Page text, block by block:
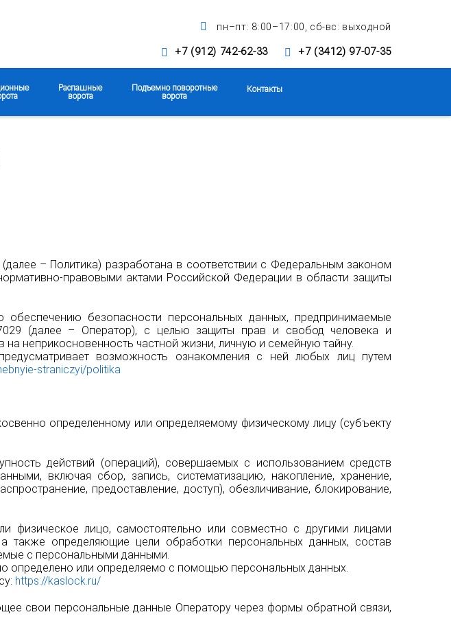
пн–пт: 8:00–17:00, сб-вс: выходной
+7 (912) 742-62-33 +7 (3412) 97-07-35
Распашные
ворота
Подъемно поворотные
ворота
Контакты
– Политика) разработана в соответствии с Федеральным законом
правовыми актами Российской Федерации в области защиты
безопасности персональных данных, предпринимаемые
(далее – Оператор), с целью защиты прав и свобод человека и
неприкосновенность частной жизни, личную и семейную тайну.
возможность ознакомления с ней любых лиц путем
straniczyi/politika
определенному или определяемому физическому лицу (субъекту
действий (операций), совершаемых с использованием средств
включая сбор, запись, систематизацию, накопление, хранение,
предоставление, доступ), обезличивание, блокирование,
физическое лицо, самостоятельно или совместно с другими лицами
определяющие цели обработки персональных данных, состав
с персональными данными.
определено или определяемо с помощью персональных данных.
https://kaslock.ru/
свои персональные данные Оператору через формы обратной связи,